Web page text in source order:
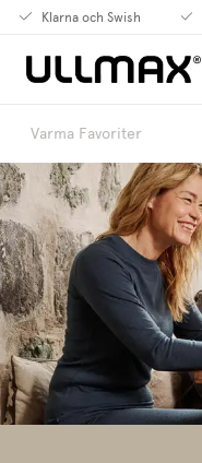
Klarna och Swish
Varma Favoriter